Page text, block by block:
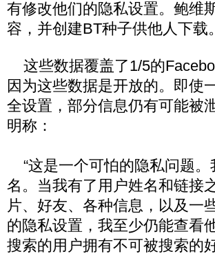
有修改他们的隐私设置。鲍维
容，并创建BT种子供他人下载。
这些数据覆盖了1/5的
因为这些数据是开放的。即使
全设置，部分信息仍有可能被
明称：
“这是一个可怕的隐私问题。
名。当我有了用户姓名和链接
片、好友、各种信息，以及一
的隐私设置，我至少仍能查看
搜索的用户拥有不可被搜索的